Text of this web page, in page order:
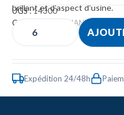
brillant et d'aspect d'usine.
UGS :14300
Catégories :
DILUANTS
Expédition 24/48h